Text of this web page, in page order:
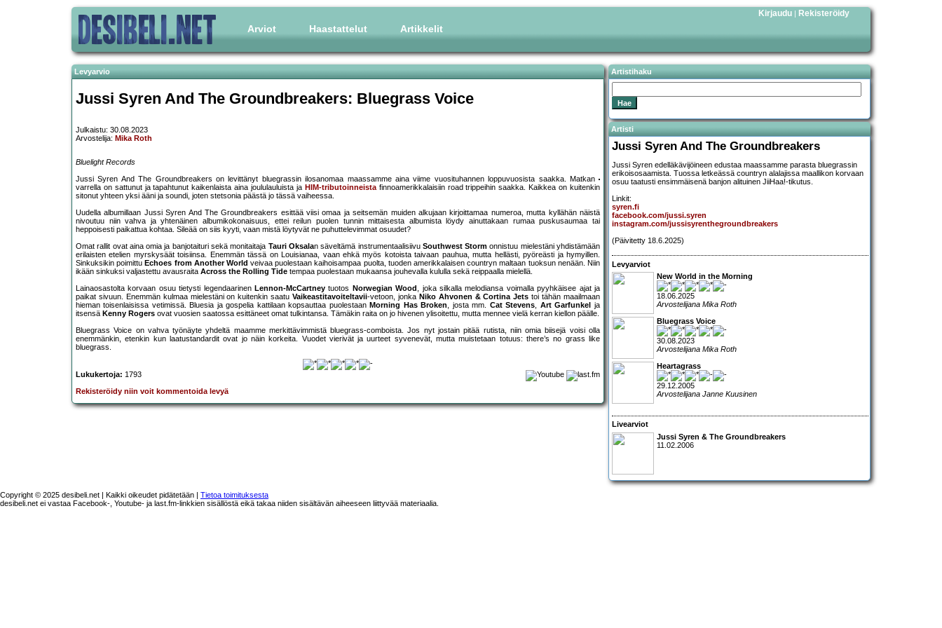
Arviot Haastattelut Artikkelit
Kirjaudu | Rekisteröidy
Levyarvio
Jussi Syren And The Groundbreakers: Bluegrass Voice
Julkaistu: 30.08.2023
Arvostelija: Mika Roth
Bluelight Records
Jussi Syren And The Groundbreakers on levittänyt bluegrassin ilosanomaa maassamme aina viime vuosituhannen loppuvuosista saakka. Matkan
varrella on sattunut ja tapahtunut kaikenlaista aina joululauluista ja HIM-tributoinneistafinnoamerikkalaisiin road trippeihin saakka. Kaikkea on kuitenkin
sitonut yhteen yksi ääni ja soundi, joten stetsonia päästä jo tässä vaiheessa.
Uudella albumillaan Jussi Syren And The Groundbreakers esittää viisi omaa ja seitsemän muiden alkujaan kirjoittamaa numeroa, mutta kyllähän näistä
nivoutuu niin vahva ja yhtenäinen albumikokonaisuus, ettei reilun puolen tunnin mittaisesta albumista löydy ainuttakaan rumaa puskusaumaa tai
heppoisesti paikattua kohtaa. Sileää on siis kyyti, vaan mistä löytyvät ne puhuttelevimmat osuudet?
Omat rallit ovat aina omia ja banjotaituri sekä monitaitaja Tauri Oksalan säveltämä instrumentaalisiivu Southwest Storm onnistuu mielestäni yhdistämään
erilaisten etelien myrskysäät toisiinsa. Enemmän tässä on Louisianaa, vaan ehkä myös kotoista taivaan pauhua, mutta hellästi, pyöreästi ja hymyillen.
Sinkuksikin poimittu Echoes from Another World veivaa puolestaan kaihoisampaa puolta, tuoden amerikkalaisen countryn maltaan tuoksun nenään. Niin
ikään sinkuksi valjastettu avausraita Across the Rolling Tide tempaa puolestaan mukaansa jouhevalla kululla sekä reippaalla mielellä.
Lainaosastolta korvaan osuu tietysti legendaarinen Lennon-McCartneytuotos Norwegian Wood , joka silkalla melodiansa voimalla pyyhkäisee ajat ja
paikat sivuun. Enemmän kulmaa mielestäni on kuitenkin saatuVaikeastitavoiteltavii-vetoon, jonka Niko Ahvonen & Cortina Jets toi tähän maailmaan
hieman toisenlaisissa vetimissä. Bluesia ja gospelia kattilaan kopsauttaa puolestaan Morning Has Broken, josta mm. Cat Stevens, Art Garfunkel
ja
itsensä Kenny Rogers ovat vuosien saatossa esittäneet omat tulkintansa. Tämäkin raita on jo hivenen ylisoitettu, mutta mennee vielä kerran kiellon päälle.
Bluegrass Voice on vahva työnäyte yhdeltä maamme merkittävimmistä bluegrass-comboista. Jos nyt jostain pitää rutista, niin omia biisejä voisi olla
enemmänkin, etenkin kun laatustandardit ovat jo näin korkeita. Vuodet vierivät ja uurteet syvenevät, mutta muistetaan totuus: there’s no grass like
bluegrass.
Lukukertoja: 1793
Rekisteröidy niin voit kommentoida levyä
Artistihaku
Artisti
Jussi Syren And The Groundbreakers
Jussi Syren edelläkävijöineen edustaa maassamme parasta bluegrassin
erikoisosaamista. Tuossa letkeässä countryn alalajissa maallikon korvaan
osuu taatusti ensimmäisenä banjon alituinen JiiHaa!-tikutus.
Linkit:
syren.fi
facebook.com/jussi.syren
instagram.com/jussisyrenthegroundbreakers
(Päivitetty 18.6.2025)
Levyarviot
New World in the Morning
18.06.2025
Arvostelijana Mika Roth
Bluegrass Voice
30.08.2023
Arvostelijana Mika Roth
Heartagrass
29.12.2005
Arvostelijana Janne Kuusinen
Livearviot
Jussi Syren & The Groundbreakers
11.02.2006
Copyright © 2025 desibeli.net | Kaikki oikeudet pidätetään | Tietoa toimituksesta
desibeli.net ei vastaa Facebook-, Youtube- ja last.fm-linkkien sisällöstä eikä takaa niiden sisältävän aiheeseen liittyvää materiaalia.